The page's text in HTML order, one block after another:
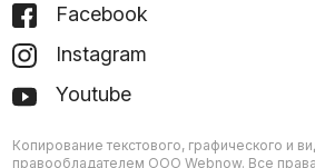
Facebook
Instagram
Youtube
Копирование текстового, графического и
правообладателем ООО Webnow. Все